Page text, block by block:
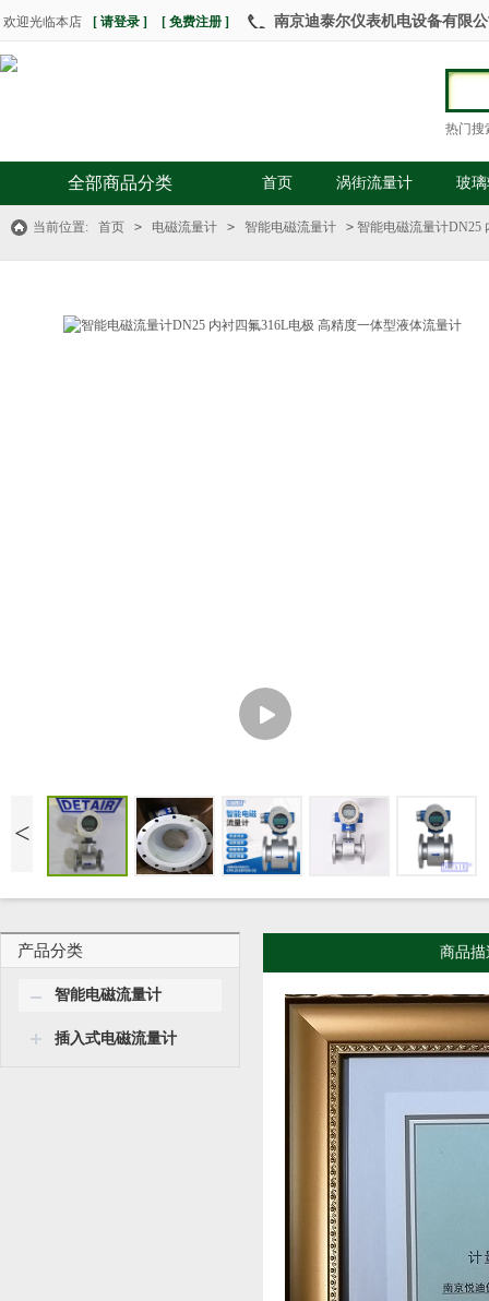
欢迎光临本店 [ 请登录 ] [ 免费注册 ] 南京迪泰尔仪表机电设备有限
热门搜
全部商品分类 首页 涡街流量计 玻
当前位置: 首页 > 电磁流量计 > 智能电磁流量计 > 智能电磁流量计DN25
<
产品分类
智能电磁流量计
插入式电磁流量计
商品描